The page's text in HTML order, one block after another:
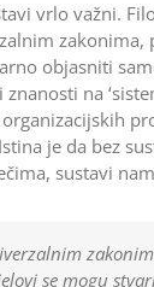
vrlo važni.
objasniti
na
je da bez
sustavi
se mogu